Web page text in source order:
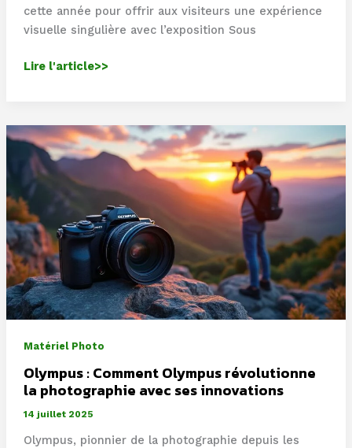
cette année pour offrir aux visiteurs une expérience
visuelle singulière avec l’exposition Sous
Arles
Fisheye
Gallery
présente
un
cadavre
exquis
d’images
sous
les
paupières
closes
Lire l'article>>
Matériel Photo
Olympus : Comment Olympus révolutionne
la photographie avec ses innovations
14 juillet 2025
Olympus, pionnier de la photographie depuis les